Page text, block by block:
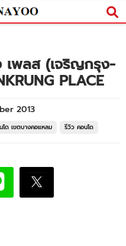
เพลส (เจริญกรุง-
PLACE
2013
โด เขตบางคอแหลม รีวิว คอนโด